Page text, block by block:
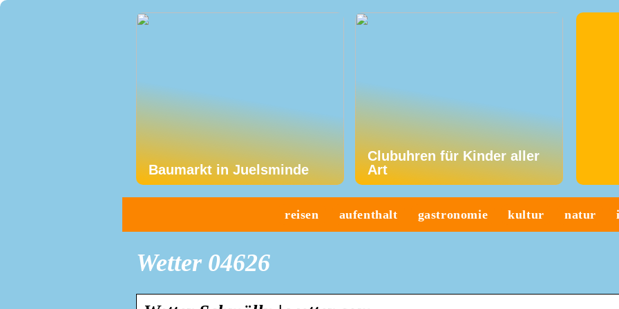
Baumarkt in Juelsminde
Clubuhren für Kinder aller
Art
reisen aufenthalt gastronomie kultur natur
Wetter 04626